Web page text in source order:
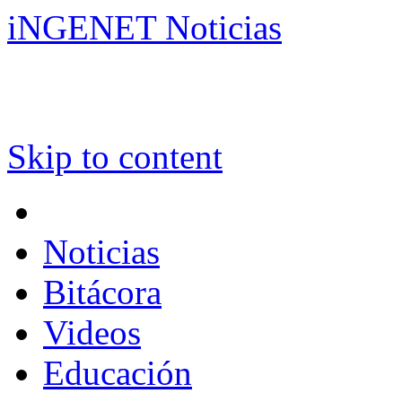
iNGENET Noticias
Skip to content
Noticias
Bitácora
Videos
Educación